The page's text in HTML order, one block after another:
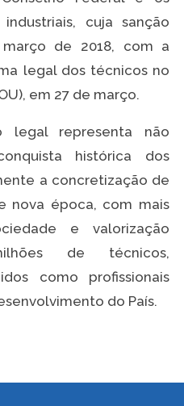
cuja sanção
de 2018, com a
legal dos técnicos no
em 27 de março.
legal representa não
histórica dos
a concretização de
nova época, com mais
e valorização
de técnicos,
como profissionais
do País.